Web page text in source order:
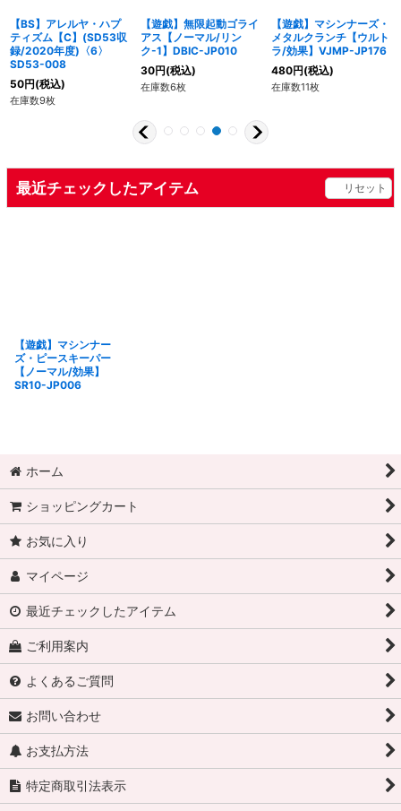
【BS】アレルヤ・ハプ
ティズム【C】(SD53収
録/2020年度)〈6〉
SD53-008
50円(税込)
在庫数9枚
【遊戯】無限起動ゴライ
アス【ノーマル/リン
ク-1】DBIC-JP010
30円(税込)
在庫数6枚
【遊戯】マシンナーズ・
メタルクランチ【ウルト
ラ/効果】VJMP-JP176
480円(税込)
在庫数11枚
最近チェックしたアイテム リセット
【遊戯】マシンナー
ズ・ピースキーパー
【ノーマル/効果】
SR10-JP006
ホーム
ショッピングカート
お気に入り
マイページ
最近チェックしたアイテム
ご利用案内
よくあるご質問
お問い合わせ
お支払方法
特定商取引法表示